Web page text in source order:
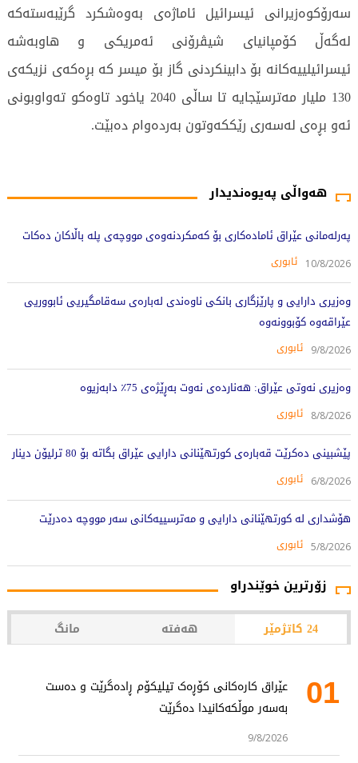
هەواڵی پەیوەندیدار
پەرلەمانی عێراق ئامادەکاری بۆ کەمکردنەوەی مووچەی پلە باڵاکان دەکات
10/8/2026 ئابوری
وەزیری دارایی و پارێزگاری بانکی ناوەندی لەبارەی سەقامگیریی ئابووریی
عێراقەوە کۆبوونەوە
9/8/2026 ئابوری
وەزیری نەوتی عێراق: هەناردەی نەوت بەڕێژەی 75٪ دابەزیوە
8/8/2026 ئابوری
پێشبینی دەکرێت قەبارەی کورتهێنانی دارایی عێراق بگاتە بۆ 80 ترلیۆن دینار
6/8/2026 ئابوری
هۆشداری لە کورتهێنانی دارایی و مەترسییەکانی سەر مووچە دەدرێت
5/8/2026 ئابوری
سه‌رۆكوه‌زیرانی ئیسرائیل ئاماژه‌ی به‌وه‌شكرد گرێبەستەکە
لەگەڵ کۆمپانیای شیڤرۆنی ئەمریکی و هاوبەشە
ئیسرائیلییەکانە بۆ دابینکردنی گاز بۆ میسر كه‌ بڕه‌كه‌ی نزیکەی
130 ملیار مەترسێجایه‌ تا ساڵی 2040 یاخود تاوه‌كو ته‌واوبونی
ئه‌و بڕه‌ی له‌سه‌ری رێككه‌وتون به‌رده‌وام ده‌بێت.
زۆرترین خوێندراو
24 کاتژمێر هەفتە مانگ
01
عێراق کارەکانی کۆڕەک تیلیکۆم ڕادەگرێت و دەست
بەسەر موڵکەکانیدا دەگرێت
9/8/2026